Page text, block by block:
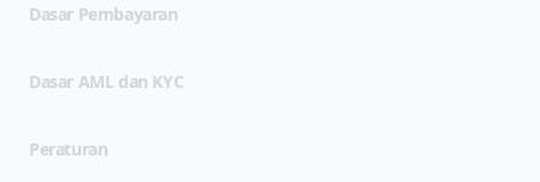
Dasar Pembayaran
Dasar AML dan KYC
Peraturan